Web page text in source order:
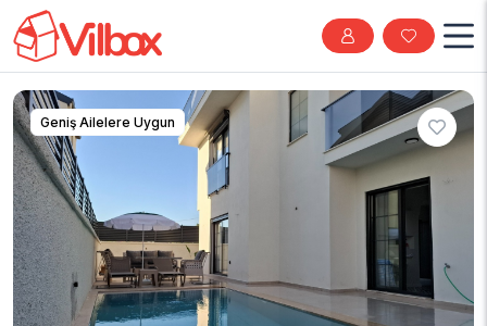
Geniş Ailelere Uygun